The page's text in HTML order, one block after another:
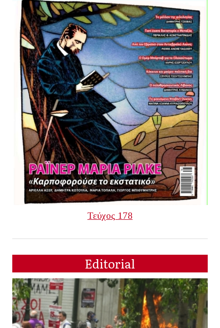
Τεύχος 178
Editorial